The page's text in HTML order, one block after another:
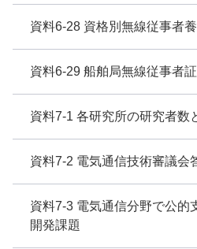
資料6-28 資格別無線従事者
資料6-29 船舶局無線従事者
資料7-1 各研究所の研究者数
資料7-2 電気通信技術審議会
資料7-3 電気通信分野で公的
開発課題